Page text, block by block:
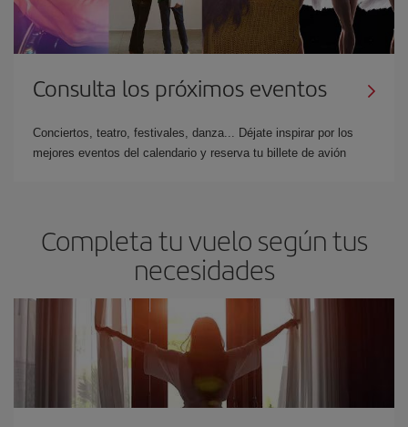
Consulta los próximos eventos
Conciertos, teatro, festivales, danza... Déjate inspirar por los
mejores eventos del calendario y reserva tu billete de avión
Completa tu vuelo según tus
necesidades